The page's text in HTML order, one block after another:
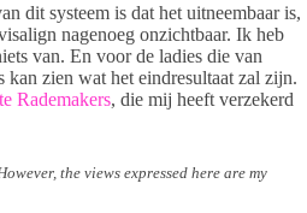
dit systeem is dat het uitneembaar is,
nagenoeg onzichtbaar. Ik heb
van. En voor de ladies die van
zien wat het eindresultaat zal zijn.
Rademakers, die mij heeft verzekerd
the views expressed here are my